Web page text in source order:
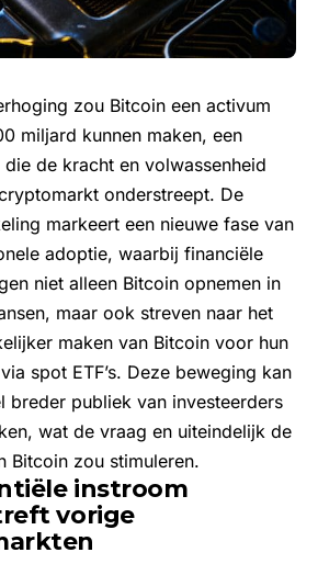
zou Bitcoin een activum
miljard kunnen maken, een
die de kracht en volwassenheid
onderstreept. De
markeert een nieuwe fase van
adoptie, waarbij financiële
niet alleen Bitcoin opnemen in
maar ook streven naar het
maken van Bitcoin voor hun
spot ETF’s. Deze beweging kan
breder publiek van investeerders
wat de vraag en uiteindelijk de
Bitcoin zou stimuleren.
instroom
vorige